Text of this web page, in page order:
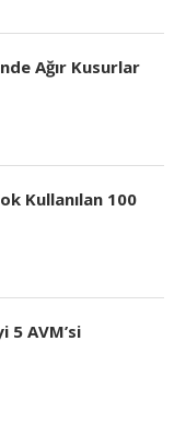
Ağır Kusurlar
Kullanılan 100
5 AVM’si